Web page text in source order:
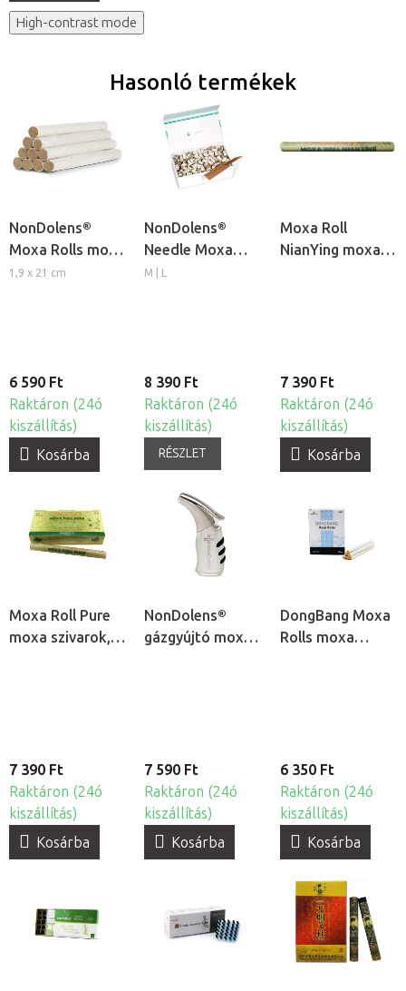
High-contrast mode
Hasonló termékek
NonDolens®
Moxa Rolls moxa
szivarok, 10db
1,9 x 21 cm
6 590 Ft
Raktáron (24ó
kiszállítás)
Kosárba
NonDolens®
Needle Moxa
rövid moxa
M | L
8 390 Ft
Raktáron (24ó
kiszállítás)
RÉSZLET
Moxa Roll
NianYing moxa
7 390 Ft
Raktáron (24ó
kiszállítás)
Kosárba
Moxa Roll Pure
moxa szivarok,
7 390 Ft
Raktáron (24ó
kiszállítás)
Kosárba
NonDolens®
gázgyújtó moxa
7 590 Ft
Raktáron (24ó
kiszállítás)
Kosárba
DongBang Moxa
Rolls moxa
6 350 Ft
Raktáron (24ó
kiszállítás)
Kosárba